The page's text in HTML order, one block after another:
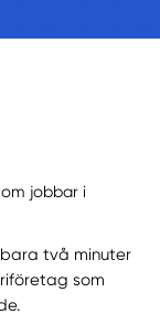
jobbar i
två minuter
som